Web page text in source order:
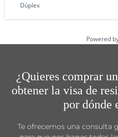
Dúplex
Powered
¿Quieres comprar
obtener la visa de
por dónde
Te ofrecemos una consulta